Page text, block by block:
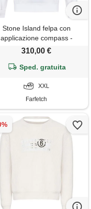
Stone Island felpa con
applicazione compass -
bianco
310,00 €
Sped. gratuita
XXL
Farfetch